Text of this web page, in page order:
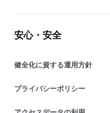
安心・安全
健全化に資する運用方針
プライバシーポリシー